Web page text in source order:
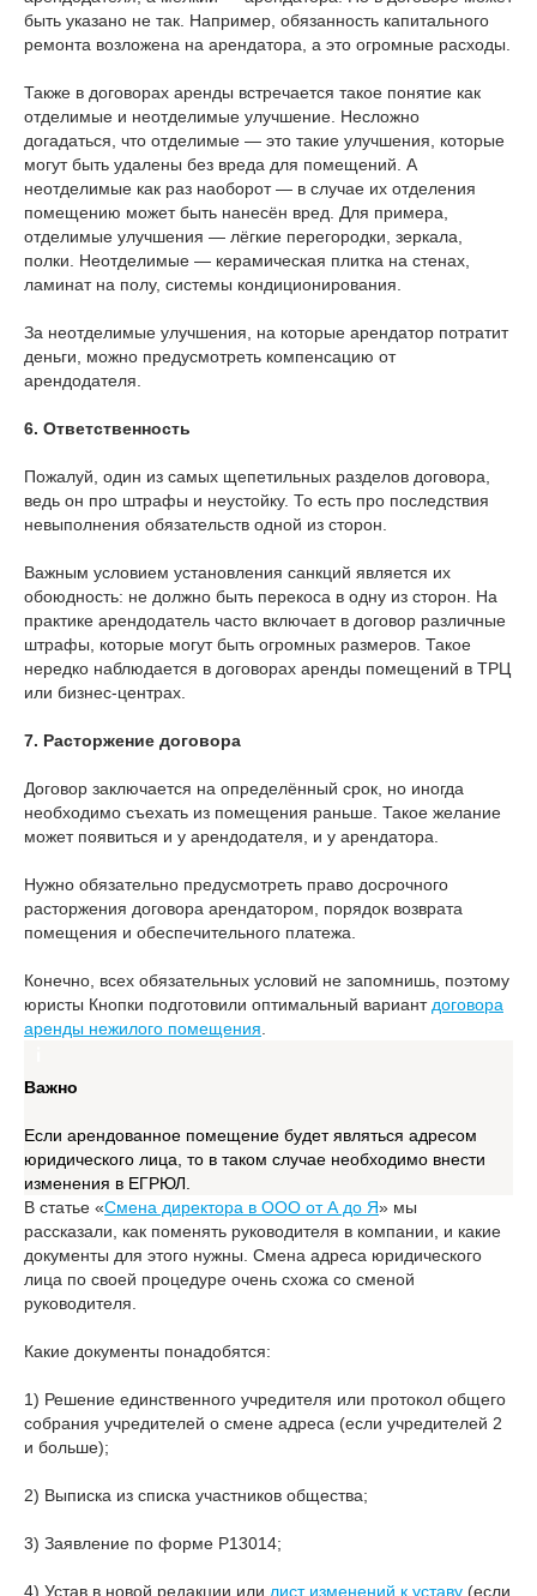
быть указано не так. Например, обязанность капитального
ремонта возложена на арендатора, а это огромные расходы.
Также в договорах аренды встречается такое понятие как
отделимые и неотделимые улучшение. Несложно
догадаться, что отделимые — это такие улучшения, которые
могут быть удалены без вреда для помещений. А
неотделимые как раз наоборот — в случае их отделения
помещению может быть нанесён вред. Для примера,
отделимые улучшения — лёгкие перегородки, зеркала,
полки. Неотделимые — керамическая плитка на стенах,
ламинат на полу, системы кондиционирования.
За неотделимые улучшения, на которые арендатор потратит
деньги, можно предусмотреть компенсацию от
арендодателя.
6. Ответственность
Пожалуй, один из самых щепетильных разделов договора,
ведь он про штрафы и неустойку. То есть про последствия
невыполнения обязательств одной из сторон.
Важным условием установления санкций является их
обоюдность: не должно быть перекоса в одну из сторон. На
практике арендодатель часто включает в договор различные
штрафы, которые могут быть огромных размеров. Такое
нередко наблюдается в договорах аренды помещений в ТРЦ
или бизнес-центрах.
7. Расторжение договора
Договор заключается на определённый срок, но иногда
необходимо съехать из помещения раньше. Такое желание
может появиться и у арендодателя, и у арендатора.
Нужно обязательно предусмотреть право досрочного
расторжения договора арендатором, порядок возврата
помещения и обеспечительного платежа.
Конечно, всех обязательных условий не запомнишь, поэтому
юристы Кнопки подготовили оптимальный вариант договора
аренды нежилого помещения
Важно
Если арендованное помещение будет являться адресом
юридического лица, то в таком случае необходимо внести
изменения в ЕГРЮЛ.
В статье «Смена директора в ООО от А до Я» мы
рассказали, как поменять руководителя в компании, и какие
документы для этого нужны. Смена адреса юридического
лица по своей процедуре очень схожа со сменой
руководителя.
Какие документы понадобятся:
1) Решение единственного учредителя или протокол общего
собрания учредителей о смене адреса (если учредителей 2
и больше);
2) Выписка из списка участников общества;
3) Заявление по форме Р13014;
4) Устав в новой редакции или лист изменений к уставу (если